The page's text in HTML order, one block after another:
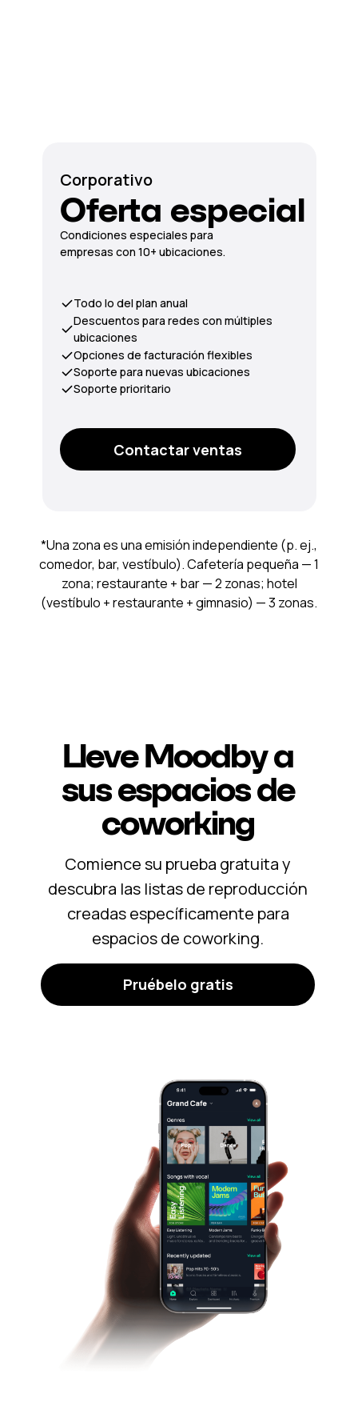
*Una zona es una emisión independiente (p. ej.,
comedor, bar, vestíbulo). Cafetería pequeña — 1
zona; restaurante + bar — 2 zonas; hotel
(vestíbulo + restaurante + gimnasio) — 3 zonas.
Corporativo
Oferta especial
Condiciones especiales para
empresas con 10+ ubicaciones.
Contactar ventas
Todo lo del plan anual
Descuentos para redes con múltiples
ubicaciones
Opciones de facturación flexibles
Soporte para nuevas ubicaciones
Soporte prioritario
Lleve Moodby a
sus espacios de
coworking
Comience su prueba gratuita y
descubra las listas de reproducción
creadas específicamente para
espacios de coworking.
Pruébelo gratis